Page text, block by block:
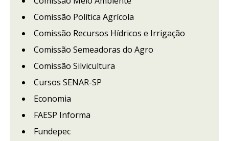
Comissão Política Agrícola
Comissão Recursos Hídricos e Irrigação
Comissão Semeadoras do Agro
Comissão Silvicultura
Cursos SENAR-SP
Economia
FAESP Informa
Fundepec